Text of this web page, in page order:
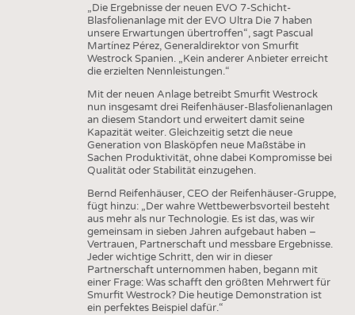
„Die Ergebnisse der neuen EVO 7-Schicht-
Blasfolienanlage mit der EVO Ultra Die 7 haben
unsere Erwartungen übertroffen“, sagt Pascual
Martínez Pérez, Generaldirektor von Smurfit
Westrock Spanien. „Kein anderer Anbieter erreicht
die erzielten Nennleistungen.“
Mit der neuen Anlage betreibt Smurfit Westrock
nun insgesamt drei Reifenhäuser-Blasfolienanlagen
an diesem Standort und erweitert damit seine
Kapazität weiter. Gleichzeitig setzt die neue
Generation von Blasköpfen neue Maßstäbe in
Sachen Produktivität, ohne dabei Kompromisse bei
Qualität oder Stabilität einzugehen.
Bernd Reifenhäuser, CEO der Reifenhäuser-Gruppe,
fügt hinzu: „Der wahre Wettbewerbsvorteil besteht
aus mehr als nur Technologie. Es ist das, was wir
gemeinsam in sieben Jahren aufgebaut haben –
Vertrauen, Partnerschaft und messbare Ergebnisse.
Jeder wichtige Schritt, den wir in dieser
Partnerschaft unternommen haben, begann mit
einer Frage: Was schafft den größten Mehrwert für
Smurfit Westrock? Die heutige Demonstration ist
ein perfektes Beispiel dafür.“